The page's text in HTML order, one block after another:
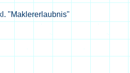
"Maklererlaubnis"